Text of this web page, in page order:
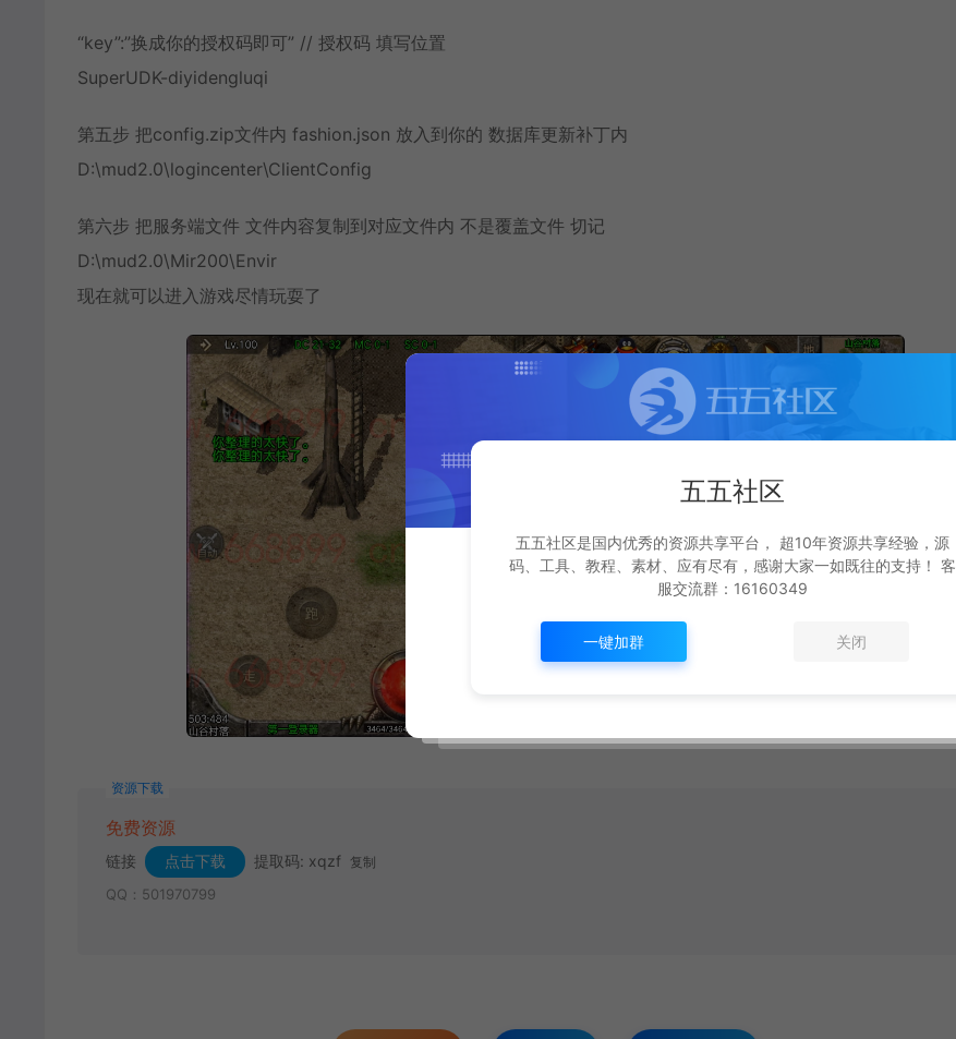
“key”:”换成你的授权码即可” // 授权码 填写位置
SuperUDK-diyidengluqi
第五步 把config.zip文件内 fashion.json 放入到你的 数据库更新补丁内
D:\mud2.0\logincenter\ClientConfig
第六步 把服务端文件 文件内容复制到对应文件内 不是覆盖文件 切记
D:\mud2.0\Mir200\Envir
现在就可以进入游戏尽情玩耍了
资源下载
免费资源
链接 点击下载 提取码: xqzf 复制
QQ：501970799
五五社区
五五社区是国内优秀的资源共享平台， 超10年资源共享经验，源
码、工具、教程、素材、应有尽有，感谢大家一如既往的支持！ 客
服交流群：16160349
一键加群 关闭